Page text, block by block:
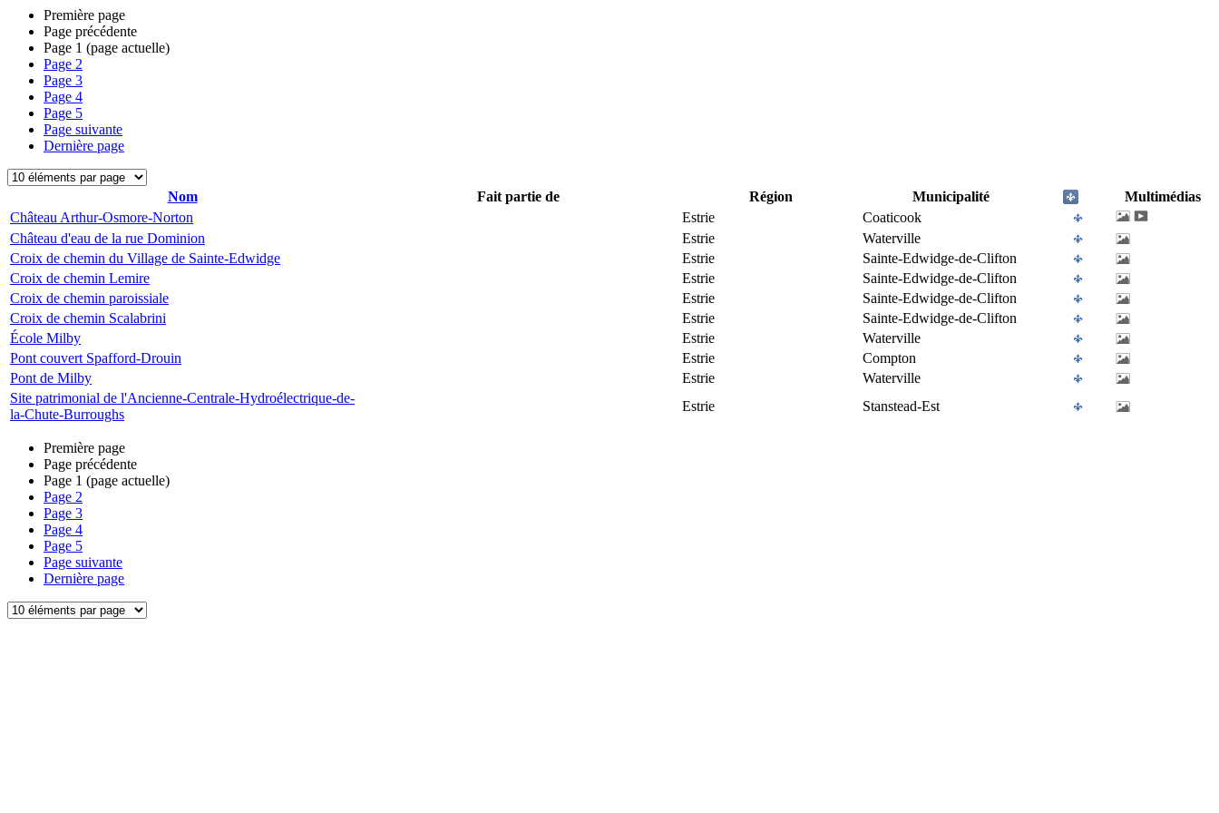
Première page
Page précédente
Page 1 (page actuelle)
Page 2
Page 3
Page 4
Page 5
Page suivante
Dernière page
Nom Fait partie de Région Municipalité
Multimédias
Château Arthur-Osmore-Norton
Estrie
Coaticook
Château d'eau de la rue Dominion
Estrie
Waterville
Croix de chemin du Village de Sainte-Edwidge
Estrie
Sainte-Edwidge-de-Clifton
Croix de chemin Lemire
Estrie
Sainte-Edwidge-de-Clifton
Croix de chemin paroissiale
Estrie
Sainte-Edwidge-de-Clifton
Croix de chemin Scalabrini
Estrie
Sainte-Edwidge-de-Clifton
École Milby
Estrie
Waterville
Pont couvert Spafford-Drouin
Estrie
Compton
Pont de Milby
Estrie
Waterville
Site patrimonial de l'Ancienne-Centrale-Hydroélectrique-de-
la-Chute-Burroughs
Estrie Stanstead-Est
Première page
Page précédente
Page 1 (page actuelle)
Page 2
Page 3
Page 4
Page 5
Page suivante
Dernière page